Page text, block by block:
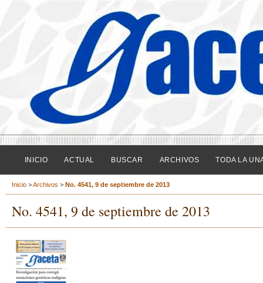
INICIO ACTUAL BUSCAR ARCHIVOS TODA LA
Inicio >Archivos > No. 4541, 9 de septiembre de 2013
No. 4541, 9 de septiembre de 2013